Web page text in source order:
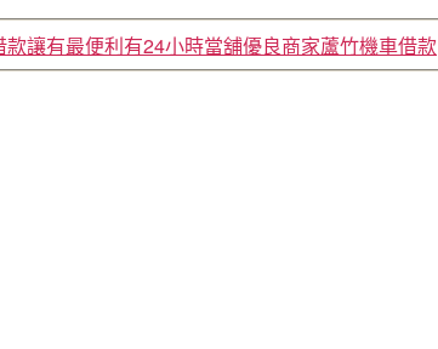
款讓有最便利有24小時當舖優良商家蘆竹機車借款